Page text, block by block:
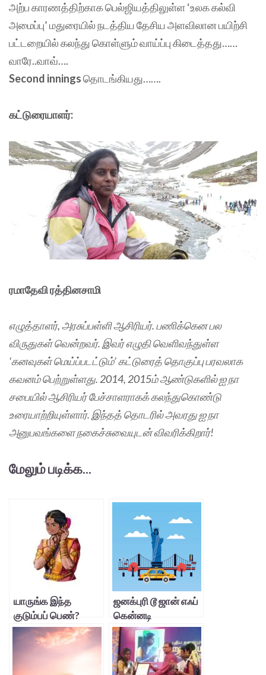
அற்ப காரணத்திற்காக பெல்ஜியத்திலுள்ள ‘உலக கல்வி
அமைப்பு’ மதுரையில் நடத்திய தேசிய அளவிலான பயிற்சி
பட்டறையில் கலந்து கொள்ளும் வாய்ப்பு கிடைத்தது……
வாரே..வாவ்….
Second inningsதொடங்கியது…….
கட்டுரையாளர்:
ரமாதேவி ரத்தினசாமி
எழுத்தாளர், அரசுப்பள்ளி ஆசிரியர். பணிக்கென பல
விருதுகள் வென்றவர். இவர் எழுதி வெளிவந்துள்ள
‘கனவுகள் மெய்ப்படட்டும்’ கட்டுரைத் தொகுப்பு பரவலாக
கவனம் பெற்றுள்ளது. 2014, 2015ம் ஆண்டுகளில் ஐ நா
சபையில் ஆசிரியர் பேச்சாளராகக் கலந்துகொண்டு
உரையாற்றியுள்ளார். இந்தத் தொடரில் அவரது ஐ நா
அனுபவங்களை நகைச்சுவையுடன் விவரிக்கிறார்!
மேலும் படிக்க...
யாருங்க இந்த
குடும்பப் பெண்?
ஜனக்புரி டூ ஜான் எஃப்
கென்னடி